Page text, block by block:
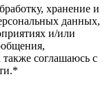
хранение и
данных,
и/или
также соглашаюсь с